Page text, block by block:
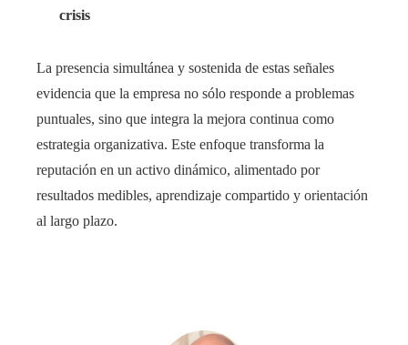
crisis
La presencia simultánea y sostenida de estas señales
evidencia que la empresa no sólo responde a problemas
puntuales, sino que integra la mejora continua como
estrategia organizativa. Este enfoque transforma la
reputación en un activo dinámico, alimentado por
resultados medibles, aprendizaje compartido y orientación
al largo plazo.